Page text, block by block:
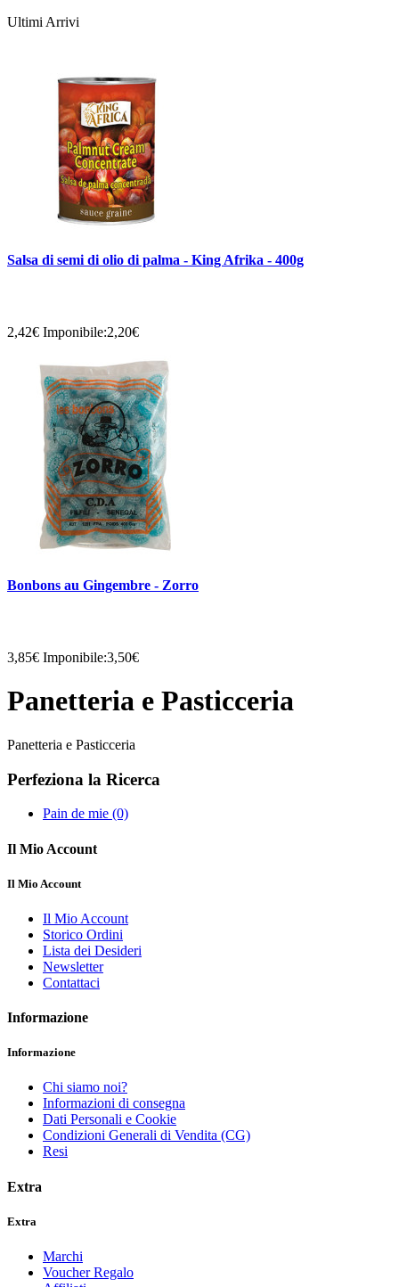
Ultimi Arrivi
Salsa di semi di olio di palma - King Afrika - 400g
2,42€ Imponibile:2,20€
Bonbons au Gingembre - Zorro
3,85€ Imponibile:3,50€
Panetteria e Pasticceria
Panetteria e Pasticceria
Perfeziona la Ricerca
Pain de mie (0)
Il Mio Account
Il Mio Account
Il Mio Account
Storico Ordini
Lista dei Desideri
Newsletter
Contattaci
Informazione
Informazione
Chi siamo noi?
Informazioni di consegna
Dati Personali e Cookie
Condizioni Generali di Vendita (CG)
Resi
Extra
Extra
Marchi
Voucher Regalo